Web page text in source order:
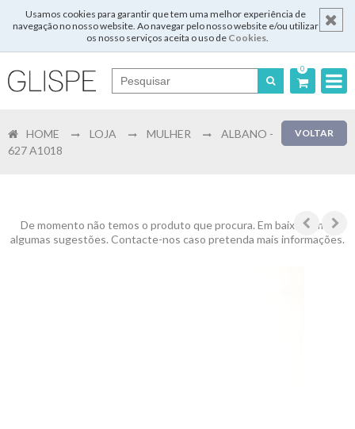
Usamos cookies para garantir que tem uma melhor experiência de
navegação no nosso website. Ao navegar pelo nosso website e/ou utilizar
os nosso serviços aceita o uso de Cookies.
0
English VOLTAR
HOME LOJA MULHER
ALBANO -
627 A1018
De momento não temos o produto que procura. Em baixo temos
algumas sugestões. Contacte-nos caso pretenda mais informações.